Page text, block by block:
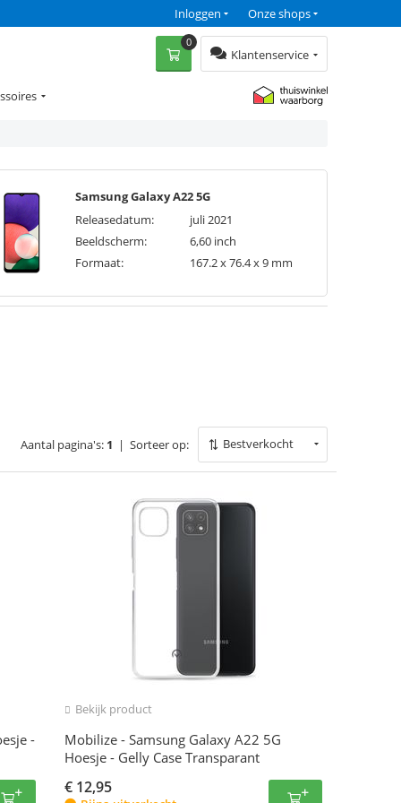
Onze shops
Inloggen
Klantenservice
0
Samsung Galaxy A22 5G
Releasedatum:
juli 2021
Beeldscherm:
6,60 inch
Formaat:
167.2 x 76.4 x 9 mm
Sorteer op: Bestverkocht
Aantal pagina's: 1 |
-
Bekijk product
Mobilize - Samsung Galaxy A22 5G
Hoesje - Gelly Case Transparant
€ 12,95